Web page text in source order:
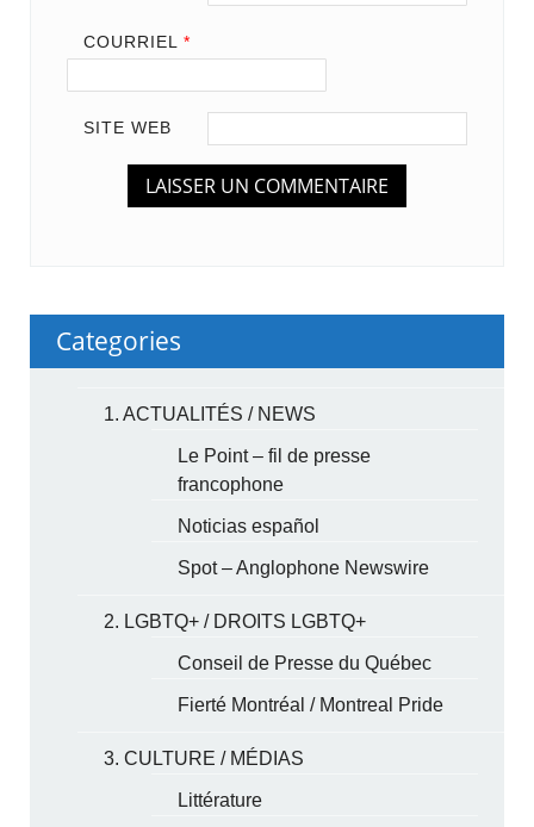
COURRIEL *
SITE WEB
Categories
1. ACTUALITÉS / NEWS
Le Point – fil de presse
francophone
Noticias español
Spot – Anglophone Newswire
2. LGBTQ+ / DROITS LGBTQ+
Conseil de Presse du Québec
Fierté Montréal / Montreal Pride
3. CULTURE / MÉDIAS
Littérature